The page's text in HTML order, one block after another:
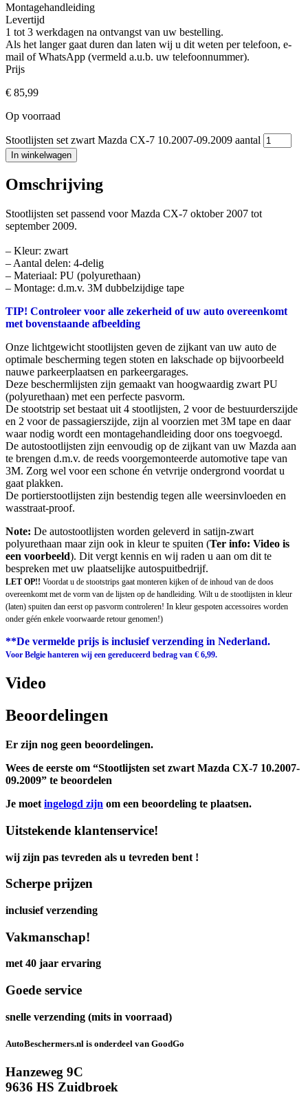
Montagehandleiding
Levertijd
1 tot 3 werkdagen na ontvangst van uw bestelling.
Als het langer gaat duren dan laten wij u dit weten per telefoon, e-
mail of WhatsApp (vermeld a.u.b. uw telefoonnummer).
Prijs
€ 85,99
Op voorraad
Stootlijsten set zwart Mazda CX-7 10.2007-09.2009 aantal
In winkelwagen
Omschrijving
Stootlijsten set passend voor Mazda CX-7 oktober 2007 tot
september 2009.
– Kleur: zwart
– Aantal delen: 4-delig
– Materiaal: PU (polyurethaan)
– Montage: d.m.v. 3M dubbelzijdige tape
TIP! Controleer voor alle zekerheid of uw auto overeenkomt
met bovenstaande afbeelding
Onze lichtgewicht stootlijsten geven de zijkant van uw auto de
optimale bescherming tegen stoten en lakschade op bijvoorbeeld
nauwe parkeerplaatsen en parkeergarages.
Deze beschermlijsten zijn gemaakt van hoogwaardig zwart PU
(polyurethaan) met een perfecte pasvorm.
De stootstrip set bestaat uit 4 stootlijsten, 2 voor de bestuurderszijde
en 2 voor de passagierszijde, zijn al voorzien met 3M tape en daar
waar nodig wordt een montagehandleiding door ons toegvoegd.
De autostootlijsten zijn eenvoudig op de zijkant van uw Mazda aan
te brengen d.m.v. de reeds voorgemonteerde automotive tape van
3M. Zorg wel voor een schone én vetvrije ondergrond voordat u
gaat plakken.
De portierstootlijsten zijn bestendig tegen alle weersinvloeden en
wasstraat-proof.
Note: De autostootlijsten worden geleverd in satijn-zwart
polyurethaan maar zijn ook in kleur te spuiten (Ter info: Video is
een voorbeeld). Dit vergt kennis en wij raden u aan om dit te
bespreken met uw plaatselijke autospuitbedrijf.
LET OP!! Voordat u de stootstrips gaat monteren kijken of de inhoud van de doos
overeenkomt met de vorm van de lijsten op de handleiding. Wilt u de stootlijsten in kleur
(laten) spuiten dan eerst op pasvorm controleren! In kleur gespoten accessoires worden
onder géén enkele voorwaarde retour genomen!)
**De vermelde prijs is inclusief verzending in Nederland.
Voor Belgie hanteren wij een gereduceerd bedrag van € 6,99.
Video
Beoordelingen
Er zijn nog geen beoordelingen.
Wees de eerste om “Stootlijsten set zwart Mazda CX-7 10.2007-
09.2009” te beoordelen
Je moet ingelogd zijn om een beoordeling te plaatsen.
Uitstekende klantenservice!
wij zijn pas tevreden als u tevreden bent !
Scherpe prijzen
inclusief verzending
Vakmanschap!
met 40 jaar ervaring
Goede service
snelle verzending (mits in voorraad)
AutoBeschermers.nl is onderdeel van GoodGo
Hanzeweg 9C
9636 HS Zuidbroek